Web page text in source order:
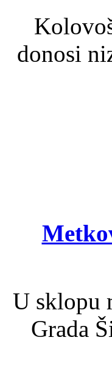
donosi
U sklopu
Grada